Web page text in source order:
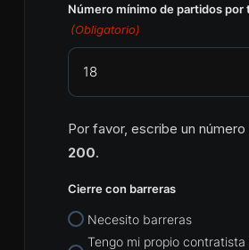
Número mínimo de partidos por
(Obligatorio)
Por favor, escribe un número
200.
Cierre con barreras
Necesito barreras
Tengo mi propio